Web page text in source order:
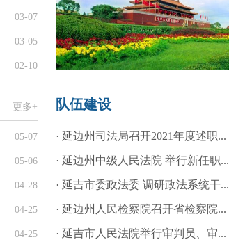
03-07
03-05
02-10
更多+
05-07
05-06
04-28
04-25
04-25
队伍建设
· 延边州司法局召开2021年度述职...
· 延边州中级人民法院 举行新任职...
· 延吉市委政法委 调研政法系统干...
· 延边州人民检察院召开省检察院...
· 延吉市人民法院举行审判员、审...